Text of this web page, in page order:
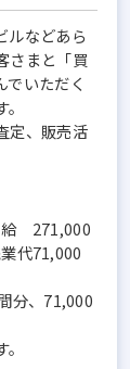
ルなどあら
さまと「買
でいただく
定、販売活
給 271,000
代71,000
分、71,000